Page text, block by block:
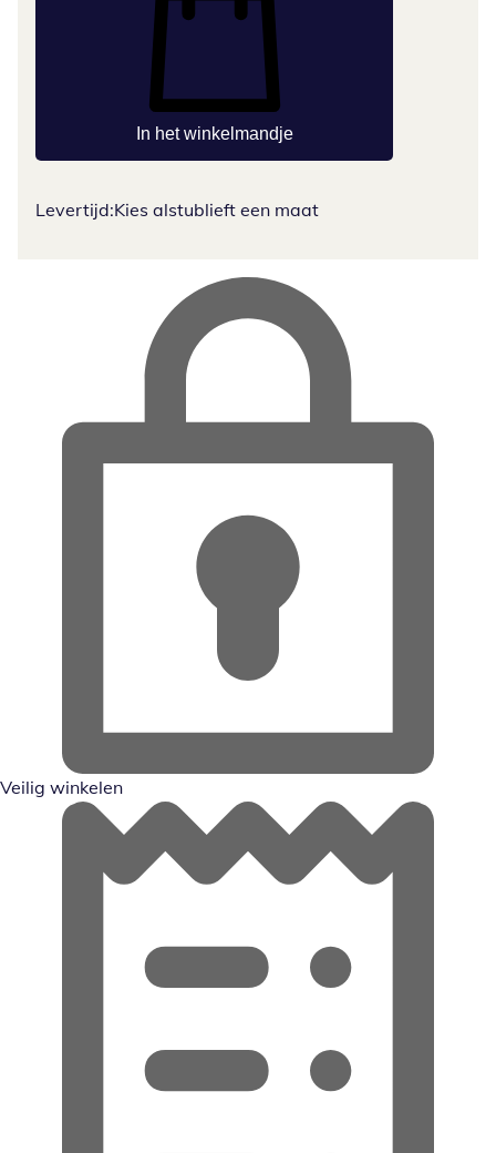
In het winkelmandje
Levertijd:Kies alstublieft een maat
Veilig winkelen